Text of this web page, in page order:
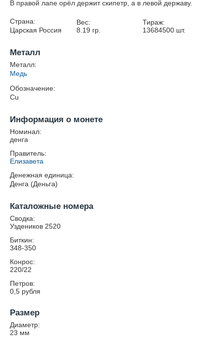
В правой лапе орёл держит скипетр, а в левой державу.
Страна:
Царская Россия
Вес:
8.19 гр.
Тираж:
13684500 шт.
Металл
Металл:
Медь
Обозначение:
Cu
Информация о монете
Номинал:
денга
Правитель:
Елизавета
Денежная единица:
Денга (Деньга)
Каталожные номера
Сводка:
Уздеников 2520
Биткин:
348-350
Конрос:
220/22
Петров:
0,5 рубля
Размер
Диаметр:
23 мм